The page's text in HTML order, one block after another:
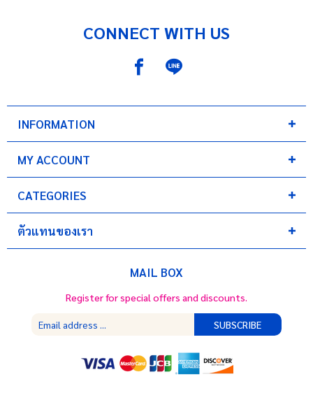
CONNECT WITH US
INFORMATION
MY ACCOUNT
CATEGORIES
ตัวแทนของเรา
MAIL BOX
Register for special offers and discounts.
SUBSCRIBE